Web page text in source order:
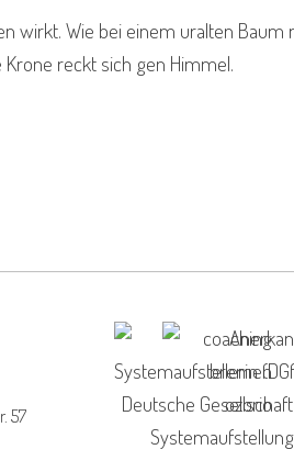
wirkt. Wie bei einem uralten Baum
reckt sich gen Himmel.
57